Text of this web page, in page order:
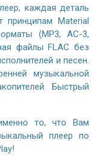
каждая деталь
принципам Material
(MP3, AC-3,
файлы FLAC без
и песен.
музыкальной
Быстрый
то, что Вам
плеер по